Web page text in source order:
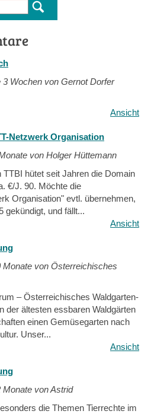
3 Wochen von Gernot Dorfer
Ansicht
Netzwerk Organisation
von Holger Hüttemann
hütet seit Jahren die Domain
€/J. 90. Möchte die
Organisation" evtl. übernehmen,
gekündigt, und fällt...
Ansicht
Monate von Österreichisches
– Österreichisches Waldgarten-
der ältesten essbaren Waldgärten
einen Gemüsegarten nach
Unser...
Ansicht
Monate von Astrid
die Themen Tierrechte im